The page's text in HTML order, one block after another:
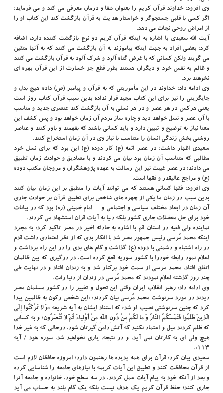
وی افزود: خداوند قرآن كریم را بعنوان شفا و درمان معرفی می كند و می فرماید:
اگر كسی با قلبی جستجوگر و خواستار هدایت به قرآن بازگشت كند این كتاب او را
از امراض روحی نجات می دهد.
آیت الله سعیدی با اشاره به اینكه قرآن كریم دو نوع بازگشت كننده دارد، اضافه
كرد: بعضی افراد به جهت اینكه بیاموزند به آن بازگشت می كنند كه به آنها متقین
می گویند ولكن كسانی كه با غرض گناه آلود و شرك آلود به قرآن بازگشت می كنند
و ظالم به نفس خود و دیگران هستند بطور قطع جز خسارت از این قرآن بهره ای
نخوهند برد.
وی ادامه داد: خداوند در این مأموریتی كه به قرآن و پیامبر (ص) داده هیچ بدل و
جایگزینی را نیز برای این كتاب مجید قرار نداده بدین سبب قرآن كتاب روز است
یعنی هركس در هر عصر و در هر نسلی به آن بازگشت كند عنصری جدید و مناسب
با آن عصر و نسل خواهد دید و چاره ساز مردم آن زمان خواهد بود و پس كشف این
معنا نیاز به توضیح و تبیین دارد و باید كسانی باشند كه بفهمند و باور كنند و عناصر
روشنی بخش زندگی انسان را متناسب با نیاز وی در آن زمان استخراج كنند.
سعیدی اظهار داشت: در عصر ائمه (ع) كار دوده (ع) این بود كه برای نسل خود
مطالبی كه متناسب آن زمان بود بیان می كردند و با مصادیق و حوادث زمان تطبیق
می دادند؛ در عصر غیبت نیز این رسالت به عهده پژوهشگران و مروجان مكتب دوده
(ع) و مراجع عالیقدر و فقها است.
وی افزود: فقها كسانی هستند كه می توانند آیات را منطبق بر این زمان بیان كنند
بدین سبب در زمان ما یكی از چهره های شاخص برای تطبیق قرآن بر حوادث جاری
آن زمان در ابعاد مختلف سیاسی و اجتماعی و… امام خمینی (ره) بود كه در بیانات
خود برای حل معضلات جاری كشور بلكه دنیا به آیات قران استشهاد می كردند.
نماینده ولی فقیه در استان قم با اشاره به حادثه اخیر در مصر تاكید كرد: به مجرد
اینكه محمد مُرسی رئیس جمهور مصر شد با افكار بدی كه از نظر اعتقادی داشت قدم
در راه اشتباه و دشمنی با دوده (ع) گذاشت و گام های بدی را در این راه برداشت و
اعلام نمود رابطه خودرا با كشور سوریه قطع كرده است، در درگیری كه بین ظالمان
اتفاق افتاد، محمد مرسی از سمت خود بركنار شد و به زندان افتاد و در نهایت طی
چند روز گذشته اعلام نمودند كه محمد مُرسی در زندان از دنیا رفت.
وی ادامه داد: رهبر انقلاب ایران وقتی این تحول و تغییر را در كشور مسلمان مصر
دیدند در مورد سرنوشت محمد مُرسی بیان كردند: «این شخص ركون به ظالمین پیدا
كرد كه چنین سرنوشتی نصیب او شد» كه استناد ایشان به آیه شریفه «وَ لا تَرْكَنُوا إِلَی
الَّذینَ ظَلَمُوا فَتَمَسَّكُمُ النَّارُ وَ ما لَكُمْ مِنْ دُونِ اللَّهِ مِنْ أَوْلِیاءَ ثُمَّ لا تُنْصَرُون‏؛ و به كسانی
كه ظلم كردند میل و اعتماد نكنید كه آتش دامن گیرتان شود، درحالی كه به غیر خدا
هیچ ولی ای به كارتان نمی آید، و در نتیجه، یاری نخواهید شد. سوره هود / آیه
۱۱۳».
سعیدی بیان كرد: قرآن برای همه پدیده ها رهنمون دارد؛ امروزه حافظان لازم است
از قرآن محافظت كنند و تطبیق این آیات كریمه با نیازهای جامعه را شناسایی كرده
و بعد از آنكه خود به پیام آیات عمل كردند، در سه سطح خود، خانواده و جامعه آنرا
جاری كنند؛ حفظ قرآن كریم یك هدف نیست بلكه یك گام بلند به حساب می آید